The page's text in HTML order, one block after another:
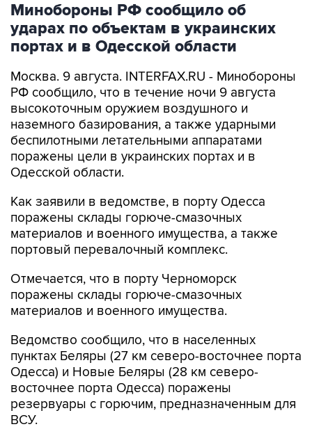
Минобороны РФ сообщило об
ударах по объектам в украинских
портах и в Одесской области
Москва. 9 августа. INTERFAX.RU - Минобороны
РФ сообщило, что в течение ночи 9 августа
высокоточным оружием воздушного и
наземного базирования, а также ударными
беспилотными летательными аппаратами
поражены цели в украинских портах и в
Одесской области.
Как заявили в ведомстве, в порту Одесса
поражены склады горюче-смазочных
материалов и военного имущества, а также
портовый перевалочный комплекс.
Отмечается, что в порту Черноморск
поражены склады горюче-смазочных
материалов и военного имущества.
Ведомство сообщило, что в населенных
пунктах Беляры (27 км северо-восточнее порта
Одесса) и Новые Беляры (28 км северо-
восточнее порта Одесса) поражены
резервуары с горючим, предназначенным для
ВСУ.